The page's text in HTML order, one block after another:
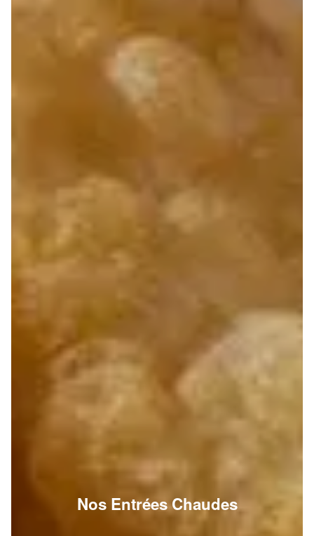
Nos Entrées Chaudes